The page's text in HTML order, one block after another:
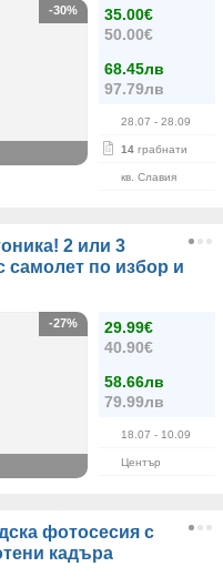
35.00€
50.00€
68.45лв
97.79лв
28.07 - 28.09
14 грабнати
кв. Славия
-30%
2 или 3
самолет по избор и
29.99€
40.90€
58.66лв
79.99лв
18.07 - 10.09
Център
-27%
фотосесия с
кадъра